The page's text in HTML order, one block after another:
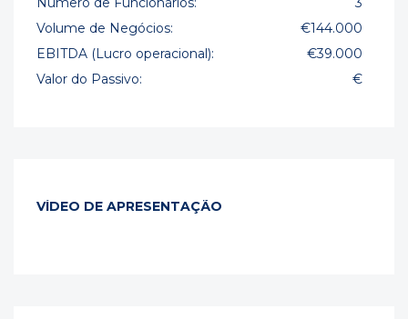
Volume de Negócios:
€144.000
EBITDA (Lucro operacional):
€39.000
Valor do Passivo:
€
VÍDEO DE APRESENTAÇÃO